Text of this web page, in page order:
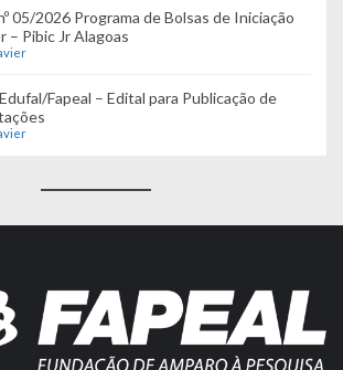
05/2026 Programa de Bolsas de Iniciação
– Pibic Jr Alagoas
Fapeal – Edital para Publicação de